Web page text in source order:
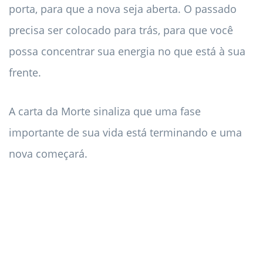
porta, para que a nova seja aberta. O passado
precisa ser colocado para trás, para que você
possa concentrar sua energia no que está à sua
frente.
A carta da Morte sinaliza que uma fase
importante de sua vida está terminando e uma
nova começará.